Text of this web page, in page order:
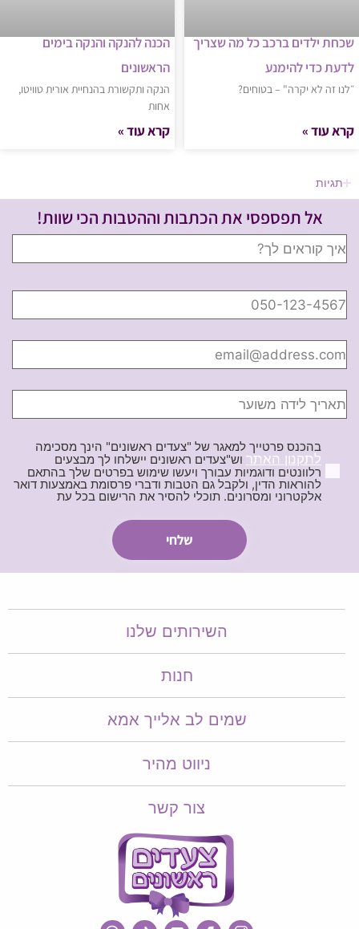
שכחת ילדים ברכב כל מה שצריך
לדעת כדי להימנע
״לנו זה לא יקרה" – בטוחים?
קרא עוד »
הכנה להנקה והנקה בימים
הראשונים
הנקה ותקשורת בהנחיית אורית טוויטו,
אחות
קרא עוד »
תגיות
אל תפספסי את הכתבות וההטבות הכי שוות!
בהכנס פרטייך למאגר של "צעדים ראשונים" הינך מסכימה
לתקנון האתר וש"צעדים ראשונים יישלחו לך מבצעים
רלוונטים ודוגמיות עבורך ויעשו שימוש בפרטים שלך בהתאם
להוראות הדין, ולקבל גם הטבות ודברי פרסומת באמצעות דואר
אלקטרוני ומסרונים. תוכלי להסיר את הרישום בכל עת
השירותים שלנו
חנות
שמים לב אלייך אמא​​
ניווט מהיר
צור קשר